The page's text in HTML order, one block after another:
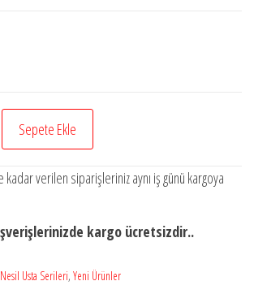
Sepete Ekle
kadar verilen siparişleriniz aynı iş günü kargoya
kargo ücretsizdir..
Usta Serileri, Yeni Ürünler